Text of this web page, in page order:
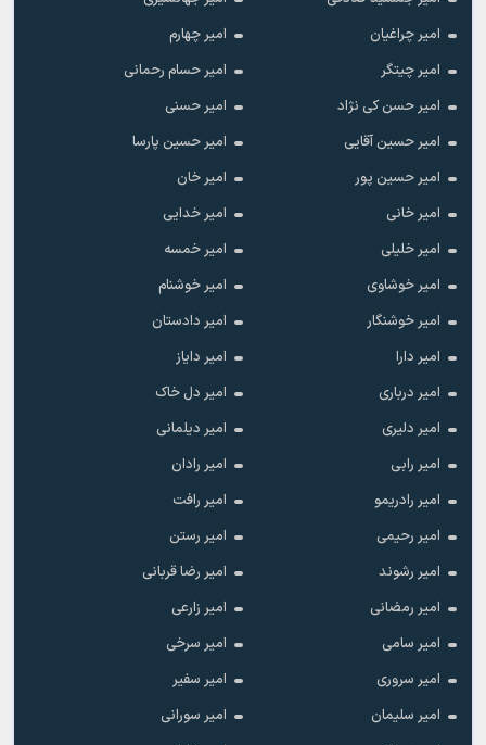
امیر چراغیان
امیر چهارم
امیر چیتگر
امیر حسام رحمانی
امیر حسن کی نژاد
امیر حسنی
امیر حسین آقایی
امیر حسین پارسا
امیر حسین پور
امیر خان
امیر خانی
امیر خدایی
امیر خلیلی
امیر خمسه
امیر خوشاوی
امیر خوشنام
امیر خوشنگار
امیر دادستان
امیر دارا
امیر دایاز
امیر درباری
امیر دل خاک
امیر دلیری
امیر دیلمانی
امیر رابی
امیر رادان
امیر رادریمو
امیر رافت
امیر رحیمی
امیر رستن
امیر رشوند
امیر رضا قربانی
امیر رمضانی
امیر زارعی
امیر سامی
امیر سرخی
امیر سروری
امیر سفیر
امیر سلیمان
امیر سورانی